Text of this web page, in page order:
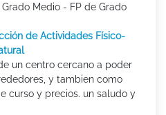
Medio - FP de Grado
de Actividades Físico-
un centro cercano a poder
y tambien como
curso y precios. un saludo y